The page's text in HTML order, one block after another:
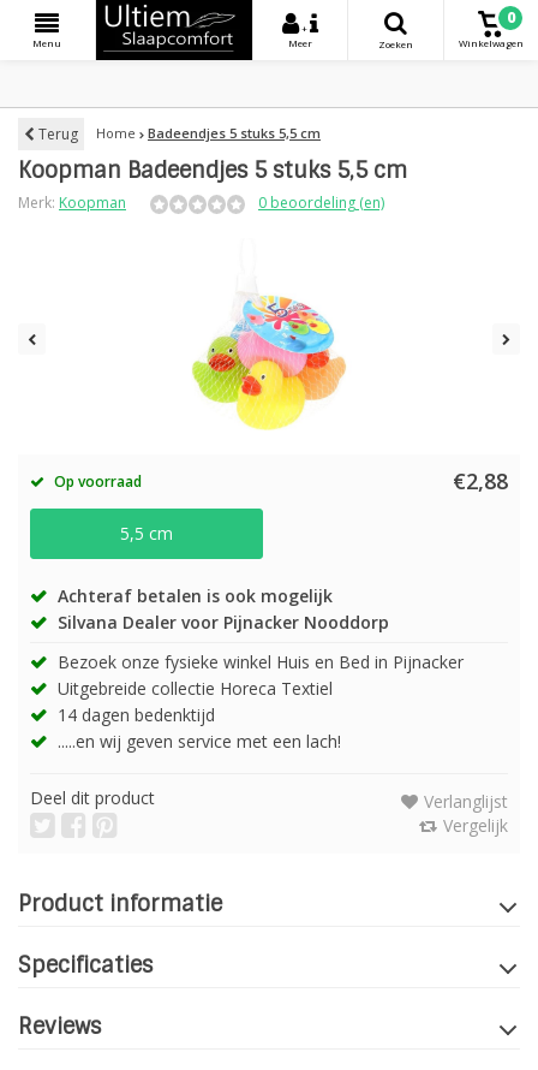
Menu
+
Meer
Zoeken
0
Winkelwagen
Terug Home Badeendjes 5 stuks 5,5 cm
Koopman Badeendjes 5 stuks 5,5 cm
Merk: Koopman 0 beoordeling (en)
Op voorraad €2,88
5,5 cm
Achteraf betalen is ook mogelijk
Silvana Dealer voor Pijnacker Nooddorp
Bezoek onze fysieke winkel Huis en Bed in Pijnacker
Uitgebreide collectie Horeca Textiel
14 dagen bedenktijd
.....en wij geven service met een lach!
Deel dit product
Verlanglijst
Vergelijk
Product informatie
Specificaties
Reviews